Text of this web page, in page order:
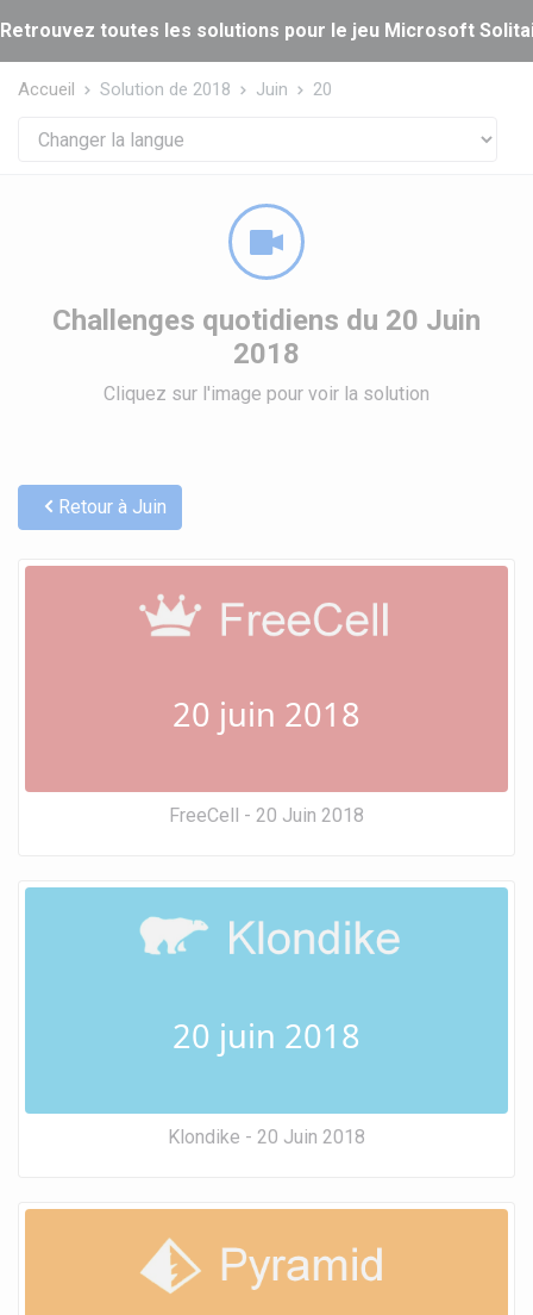
Retrouvez toutes les solutions pour le jeu Microsoft
Accueil Solution de 2018 Juin 20
Challenges quotidiens du 20 Juin
2018
Cliquez sur l'image pour voir la solution
Retour à Juin
20 juin 2018
FreeCell - 20 Juin 2018
20 juin 2018
Klondike - 20 Juin 2018